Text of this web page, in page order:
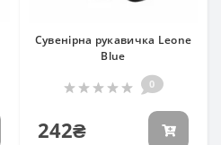
Сувенірна рукавичка Leone
Blue
0
242₴